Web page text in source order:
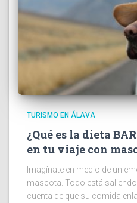
TURISMO EN ÁLAVA
¿Qué es la dieta
en tu viaje con
Imagínate en medio de un
mascota. Todo está
cuenta de que su comida